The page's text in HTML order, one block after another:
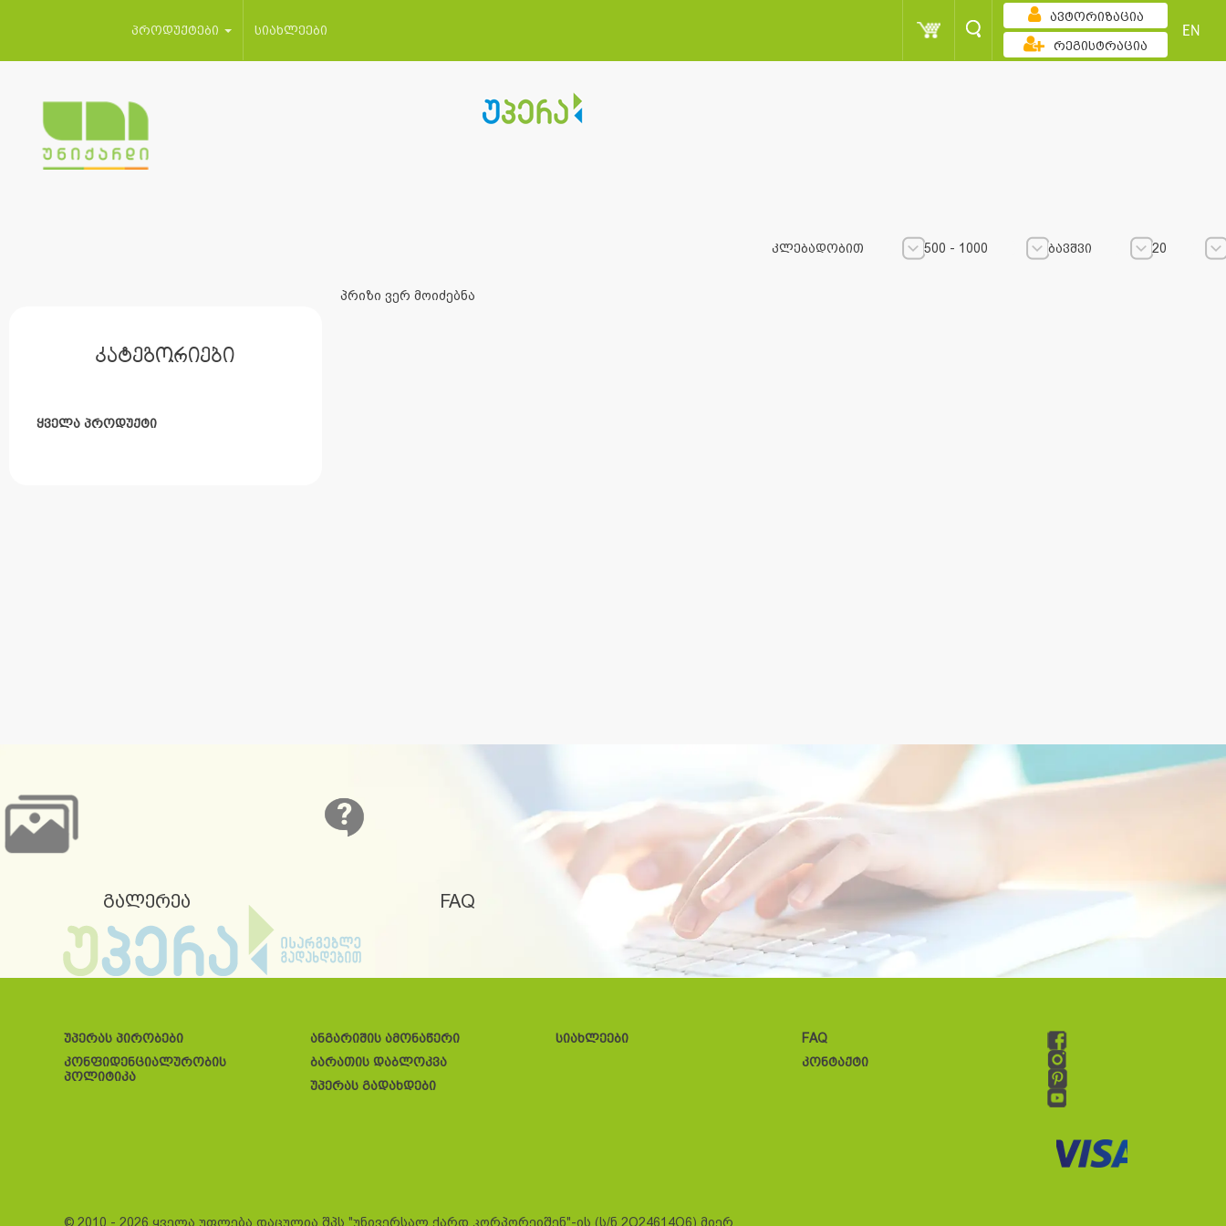
პროდუქტები სიახლეები
ავტორიზაცია
რეგისტრაცია
EN
კატეგორიები
ყველა პროდუქტი
კლებადობით 500 - 1000 ბავშვი
20
პრიზი ვერ მოიძებნა
გალერეა FAQ
უპერას პირობები
კონფიდენციალურობის
პოლიტიკა
ანგარიშის ამონაწერი
ბარათის დაბლოკვა
უპერას გადახდები
სიახლეები
FAQ
კონტაქტი
© 2010 - 2026 ყველა უფლება დაცულია შპს "უნივერსალ ქარდ კორპორეიშენ"-ის (ს/ნ 2O24614O6) მიერ